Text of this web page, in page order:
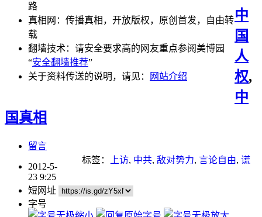
路
真相网：传播真相，开放版权，原创首发，自由转
载
翻墙技术：请安全要求高的网友重点参阅美博园
“安全翻墙推荐”
关于资料传送的说明，请见：
网站介绍
中
国
人
权,
中
国真相
留言
标签：
上访, 中共, 敌对势力, 言论自由, 谎
2012-5-
23 9:25
短网址
字号